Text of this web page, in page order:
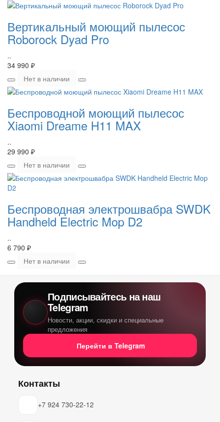
Вертикальный моющий пылесос
Roborock Dyad Pro
..
34 990 ₽
Нет в наличии
Беспроводной моющий пылесос
Xiaomi Dreame H11 MAX
..
29 990 ₽
Нет в наличии
Беспроводная электрошвабра SWDK
Handheld Electric Mop D2
..
6 790 ₽
Нет в наличии
Подписывайтесь на наш
Telegram
Новости, акции, скидки и специальные
предложения
Перейти в Telegram
Контакты
+7 924 730-22-12